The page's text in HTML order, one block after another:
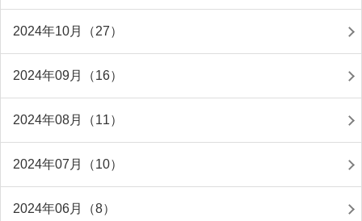
2024年10月（27）
2024年09月（16）
2024年08月（11）
2024年07月（10）
2024年06月（8）